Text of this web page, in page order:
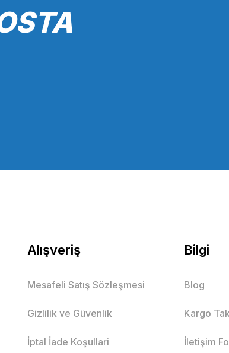
Alışveriş
Mesafeli Satış Sözleşmesi
Gizlilik ve Güvenlik
İptal İade Koşullari
Bilgi
Blog
Kargo
İletişim